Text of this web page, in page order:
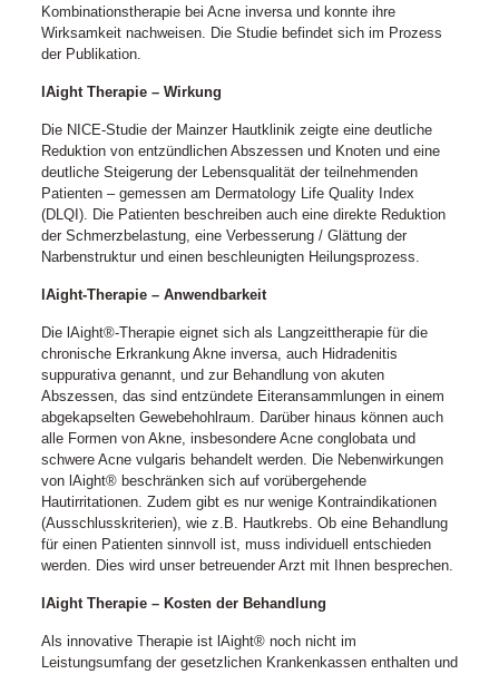
Kombinationstherapie bei Acne inversa und konnte ihre
Wirksamkeit nachweisen. Die Studie befindet sich im Prozess
der Publikation.
lAight Therapie – Wirkung
Die NICE-Studie der Mainzer Hautklinik zeigte eine deutliche
Reduktion von entzündlichen Abszessen und Knoten und eine
deutliche Steigerung der Lebensqualität der teilnehmenden
Patienten – gemessen am Dermatology Life Quality Index
(DLQI). Die Patienten beschreiben auch eine direkte Reduktion
der Schmerzbelastung, eine Verbesserung / Glättung der
Narbenstruktur und einen beschleunigten Heilungsprozess.
lAight-Therapie – Anwendbarkeit
Die lAight®-Therapie eignet sich als Langzeittherapie für die
chronische Erkrankung Akne inversa, auch Hidradenitis
suppurativa genannt, und zur Behandlung von akuten
Abszessen, das sind entzündete Eiteransammlungen in einem
abgekapselten Gewebehohlraum. Darüber hinaus können auch
alle Formen von Akne, insbesondere Acne conglobata und
schwere Acne vulgaris behandelt werden. Die Nebenwirkungen
von lAight® beschränken sich auf vorübergehende
Hautirritationen. Zudem gibt es nur wenige Kontraindikationen
(Ausschlusskriterien), wie z.B. Hautkrebs. Ob eine Behandlung
für einen Patienten sinnvoll ist, muss individuell entschieden
werden. Dies wird unser betreuender Arzt mit Ihnen besprechen.
lAight Therapie – Kosten der Behandlung
Als innovative Therapie ist lAight® noch nicht im
Leistungsumfang der gesetzlichen Krankenkassen enthalten und